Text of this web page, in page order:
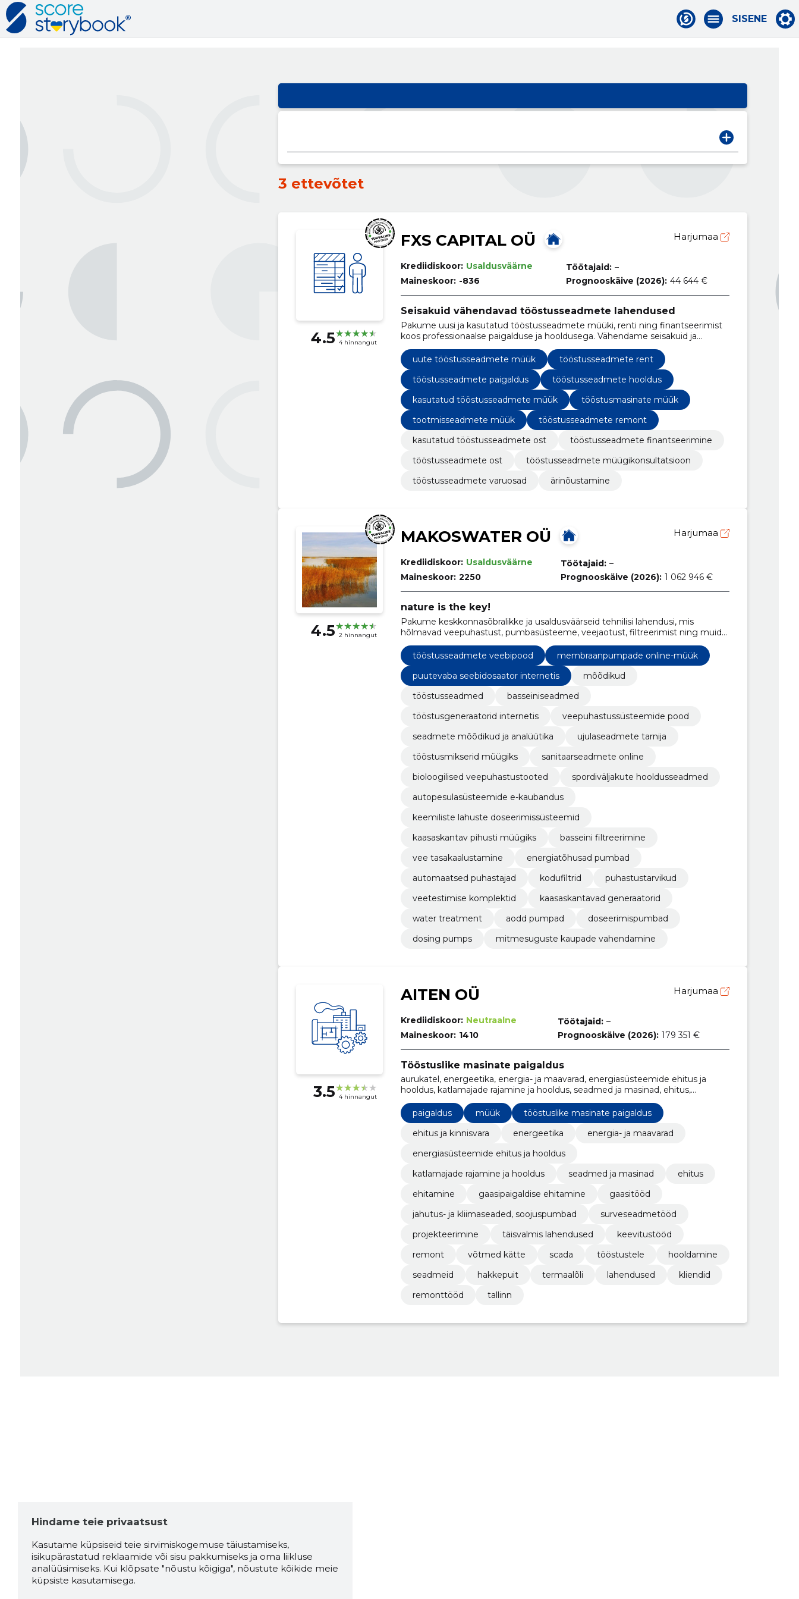
SISENE
3 ettevõtet
4.5 4 hinnangut
FXS CAPITAL OÜ Harjumaa
Krediidiskoor: Usaldusväärne
Maineskoor: -836
Töötajaid: –
Prognooskäive (2026): 44 644 €
Seisakuid vähendavad tööstusseadmete lahendused
Pakume uusi ja kasutatud tööstusseadmete müüki, renti ning finantseerimist
koos professionaalse paigalduse ja hooldusega. Vähendame seisakuid ja
tagame kiire järeltoe kogu seadme eluea.
uute tööstusseadmete müük
tööstusseadmete rent
tööstusseadmete paigaldus
tööstusseadmete hooldus
kasutatud tööstusseadmete müük
tööstusmasinate müük
tootmisseadmete müük
tööstusseadmete remont
kasutatud tööstusseadmete ost
tööstusseadmete finantseerimine
tööstusseadmete ost
tööstusseadmete müügikonsultatsioon
tööstusseadmete varuosad
ärinõustamine
4.5 2 hinnangut
MAKOSWATER OÜ Harjumaa
Krediidiskoor: Usaldusväärne
Maineskoor: 2250
Töötajaid: –
Prognooskäive (2026): 1 062 946 €
nature is the key!
Pakume keskkonnasõbralikke ja usaldusväärseid tehnilisi lahendusi, mis
hõlmavad veepuhastust, pumbasüsteeme, veejaotust, filtreerimist ning muid
tööstusseadmete veebipood
membraanpumpade online-müük
puutevaba seebidosaator internetis
mõõdikud
tööstusseadmed
basseiniseadmed
tööstusgeneraatorid internetis
veepuhastussüsteemide pood
seadmete mõõdikud ja analüütika
ujulaseadmete tarnija
tööstusmikserid müügiks
sanitaarseadmete online
bioloogilised veepuhastustooted
spordiväljakute hooldusseadmed
autopesulasüsteemide e-kaubandus
keemiliste lahuste doseerimissüsteemid
kaasaskantav pihusti müügiks
basseini filtreerimine
vee tasakaalustamine
energiatõhusad pumbad
automaatsed puhastajad
kodufiltrid
puhastustarvikud
veetestimise komplektid
kaasaskantavad generaatorid
water treatment
aodd pumpad
doseerimispumbad
dosing pumps
mitmesuguste kaupade vahendamine
3.5 4 hinnangut
AITEN OÜ Harjumaa
Krediidiskoor: Neutraalne
Maineskoor: 1410
Töötajaid: –
Prognooskäive (2026): 179 351 €
Tööstuslike masinate paigaldus
aurukatel, energeetika, energia- ja maavarad, energiasüsteemide ehitus ja
hooldus, katlamajade rajamine ja hooldus, seadmed ja masinad, ehitus,
ehitamine, Gaasipaigaldise ehitamine, gaasitööd
paigaldus
müük
tööstuslike masinate paigaldus
ehitus ja kinnisvara
energeetika
energia- ja maavarad
energiasüsteemide ehitus ja hooldus
katlamajade rajamine ja hooldus
seadmed ja masinad
ehitus
ehitamine
gaasipaigaldise ehitamine
gaasitööd
jahutus- ja kliimaseaded, soojuspumbad
surveseadmetööd
projekteerimine
täisvalmis lahendused
keevitustööd
remont
võtmed kätte scada tööstustele
hooldamine
seadmeid
hakkepuit termaalõli lahendused
kliendid
remonttööd
tallinn
Hindame teie privaatsust
Kasutame küpsiseid teie sirvimiskogemuse täiustamiseks,
isikupärastatud reklaamide või sisu pakkumiseks ja oma liikluse
analüüsimiseks. Kui klõpsate "nõustu kõigiga", nõustute kõikide meie
küpsiste kasutamisega.